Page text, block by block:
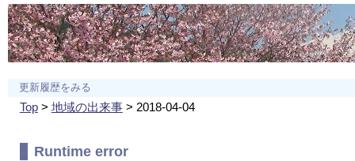
更新履歴をみる
Top> 地域の出来事> 2018-04-04
Runtime error